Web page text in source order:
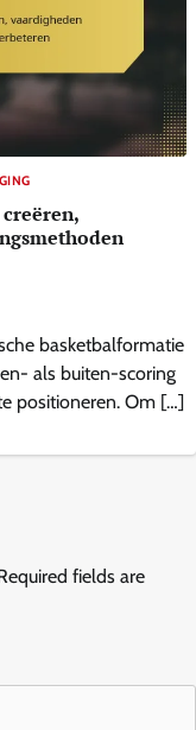
basketbalformatie
als buiten-scoring
positioneren. Om […]
fields are